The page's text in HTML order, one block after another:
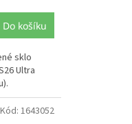
Do košíku
sklo
Ultra
Kód: 1643052